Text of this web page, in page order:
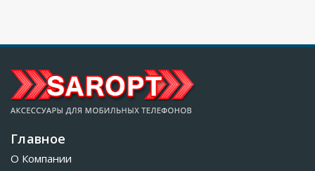
Главное
О Компании